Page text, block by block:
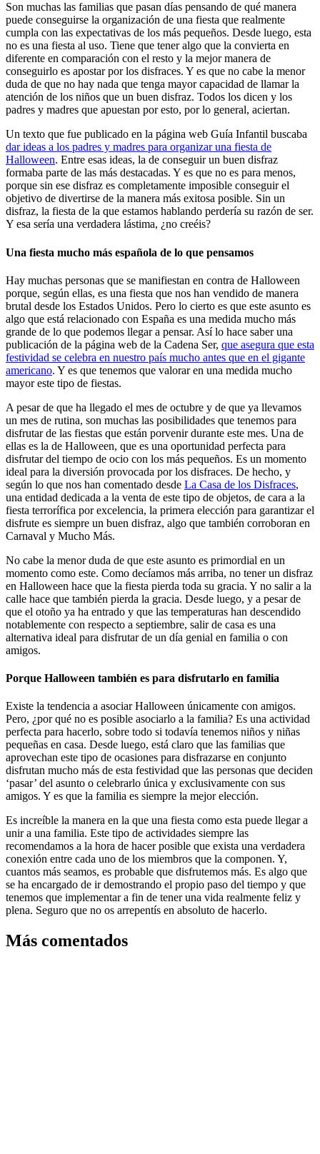
Son muchas las familias que pasan días pensando de qué manera
puede conseguirse la organización de una fiesta que realmente
cumpla con las expectativas de los más pequeños. Desde luego, esta
no es una fiesta al uso. Tiene que tener algo que la convierta en
diferente en comparación con el resto y la mejor manera de
conseguirlo es apostar por los disfraces. Y es que no cabe la menor
duda de que no hay nada que tenga mayor capacidad de llamar la
atención de los niños que un buen disfraz. Todos los dicen y los
padres y madres que apuestan por esto, por lo general, aciertan.
Un texto que fue publicado en la página web Guía Infantil buscaba
dar ideas a los padres y madres para organizar una fiesta de
Halloween. Entre esas ideas, la de conseguir un buen disfraz
formaba parte de las más destacadas. Y es que no es para menos,
porque sin ese disfraz es completamente imposible conseguir el
objetivo de divertirse de la manera más exitosa posible. Sin un
disfraz, la fiesta de la que estamos hablando perdería su razón de ser.
Y esa sería una verdadera lástima, ¿no creéis?
Una fiesta mucho más española de lo que pensamos
Hay muchas personas que se manifiestan en contra de Halloween
porque, según ellas, es una fiesta que nos han vendido de manera
brutal desde los Estados Unidos. Pero lo cierto es que este asunto es
algo que está relacionado con España es una medida mucho más
grande de lo que podemos llegar a pensar. Así lo hace saber una
publicación de la página web de la Cadena Ser, que asegura que esta
festividad se celebra en nuestro país mucho antes que en el gigante
americano. Y es que tenemos que valorar en una medida mucho
mayor este tipo de fiestas.
A pesar de que ha llegado el mes de octubre y de que ya llevamos
un mes de rutina, son muchas las posibilidades que tenemos para
disfrutar de las fiestas que están porvenir durante este mes. Una de
ellas es la de Halloween, que es una oportunidad perfecta para
disfrutar del tiempo de ocio con los más pequeños. Es un momento
ideal para la diversión provocada por los disfraces. De hecho, y
según lo que nos han comentado desde La Casa de los Disfraces,
una entidad dedicada a la venta de este tipo de objetos, de cara a la
fiesta terrorífica por excelencia, la primera elección para garantizar el
disfrute es siempre un buen disfraz, algo que también corroboran en
Carnaval y Mucho Más.
No cabe la menor duda de que este asunto es primordial en un
momento como este. Como decíamos más arriba, no tener un disfraz
en Halloween hace que la fiesta pierda toda su gracia. Y no salir a la
calle hace que también pierda la gracia. Desde luego, y a pesar de
que el otoño ya ha entrado y que las temperaturas han descendido
notablemente con respecto a septiembre, salir de casa es una
alternativa ideal para disfrutar de un día genial en familia o con
amigos.
Porque Halloween también es para disfrutarlo en familia
Existe la tendencia a asociar Halloween únicamente con amigos.
Pero, ¿por qué no es posible asociarlo a la familia? Es una actividad
perfecta para hacerlo, sobre todo si todavía tenemos niños y niñas
pequeñas en casa. Desde luego, está claro que las familias que
aprovechan este tipo de ocasiones para disfrazarse en conjunto
disfrutan mucho más de esta festividad que las personas que deciden
‘pasar’ del asunto o celebrarlo única y exclusivamente con sus
amigos. Y es que la familia es siempre la mejor elección.
Es increíble la manera en la que una fiesta como esta puede llegar a
unir a una familia. Este tipo de actividades siempre las
recomendamos a la hora de hacer posible que exista una verdadera
conexión entre cada uno de los miembros que la componen. Y,
cuantos más seamos, es probable que disfrutemos más. Es algo que
se ha encargado de ir demostrando el propio paso del tiempo y que
tenemos que implementar a fin de tener una vida realmente feliz y
plena. Seguro que no os arrepentís en absoluto de hacerlo.
Más comentados